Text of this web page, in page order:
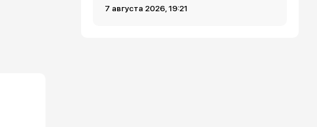
7 августа 2026, 19:21